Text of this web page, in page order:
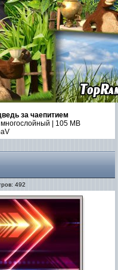
за чаепитием
| 105 MB
492